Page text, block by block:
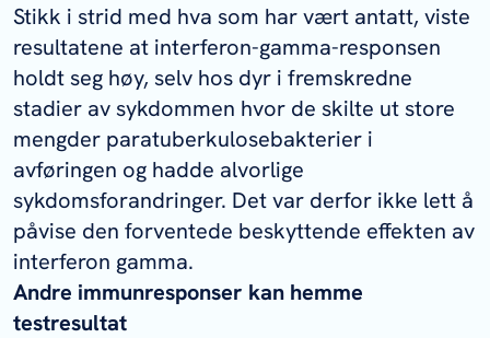
Stikk i strid med hva som har vært antatt, viste
resultatene at interferon-gamma-responsen
holdt seg høy, selv hos dyr i fremskredne
stadier av sykdommen hvor de skilte ut store
mengder paratuberkulosebakterier i
avføringen og hadde alvorlige
sykdomsforandringer. Det var derfor ikke lett å
påvise den forventede beskyttende effekten av
interferon gamma.
Andre immunresponser kan hemme
testresultat